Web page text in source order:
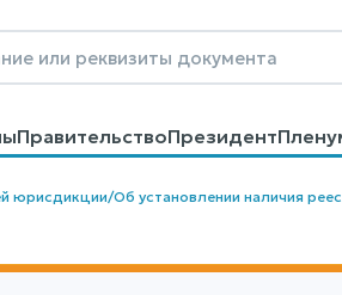
ПравительствоПрезидент
договоровКонтактыПомощь
юрисдикции/Об установлении наличия